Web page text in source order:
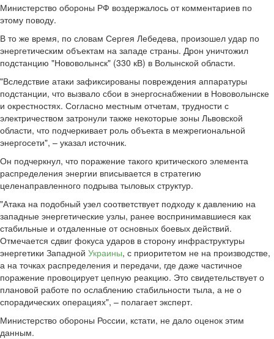
Министерство обороны РФ воздержалось от комментариев по
этому поводу.
В то же время, по словам Сергея Лебедева, произошел удар по
энергетическим объектам на западе страны. Дрон уничтожил
подстанцию "Нововолынск" (330 кВ) в Волынской области.
"Вследствие атаки зафиксированы повреждения аппаратуры
подстанции, что вызвало сбои в энергоснабжении в Нововолынске
и окрестностях. Согласно местным отчетам, трудности с
электричеством затронули также некоторые зоны Львовской
области, что подчеркивает роль объекта в межрегиональной
энергосети", – указал источник.
Он подчеркнул, что поражение такого критического элемента
распределения энергии вписывается в стратегию
целенаправленного подрыва тыловых структур.
"Атака на подобный узел соответствует подходу к давлению на
западные энергетические узлы, ранее воспринимавшиеся как
стабильные и отдаленные от основных боевых действий.
Отмечается сдвиг фокуса ударов в сторону инфраструктуры
энергетики Западной Украины, с приоритетом не на производстве,
а на точках распределения и передачи, где даже частичное
поражение провоцирует цепную реакцию. Это свидетельствует о
плановой работе по ослаблению стабильности тыла, а не о
спорадических операциях", – полагает эксперт.
Министерство обороны России, кстати, не дало оценок этим
данным.